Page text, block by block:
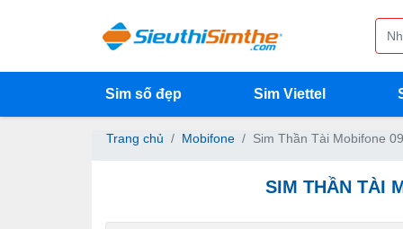
Sim số đẹp Sim Viettel
Trang chủ Mobifone Sim Thần Tài Mobifone
SIM THẦN TÀI